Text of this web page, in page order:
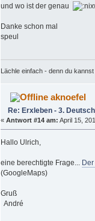
und wo ist der genau
Danke schon mal
speul
Lächle einfach - denn du
aknoefel
Re: Erxleben - 3.
« Antwort #14 am: April 15,
Hallo Ulrich,
eine berechtigte Frage...
(GoogleMaps)
Gruß
André